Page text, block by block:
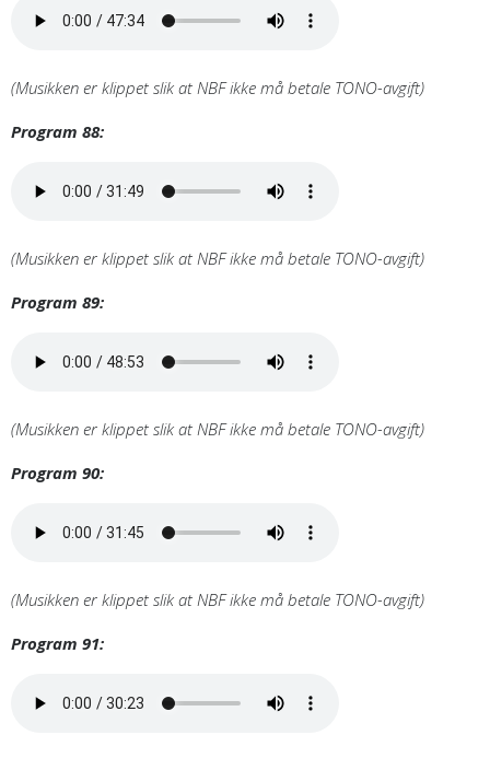
(Musikken er klippet slik at NBF ikke må betale TONO-avgift)
Program 88:
(Musikken er klippet slik at NBF ikke må betale TONO-avgift)
Program 89:
(Musikken er klippet slik at NBF ikke må betale TONO-avgift)
Program 90:
(Musikken er klippet slik at NBF ikke må betale TONO-avgift)
Program 91: